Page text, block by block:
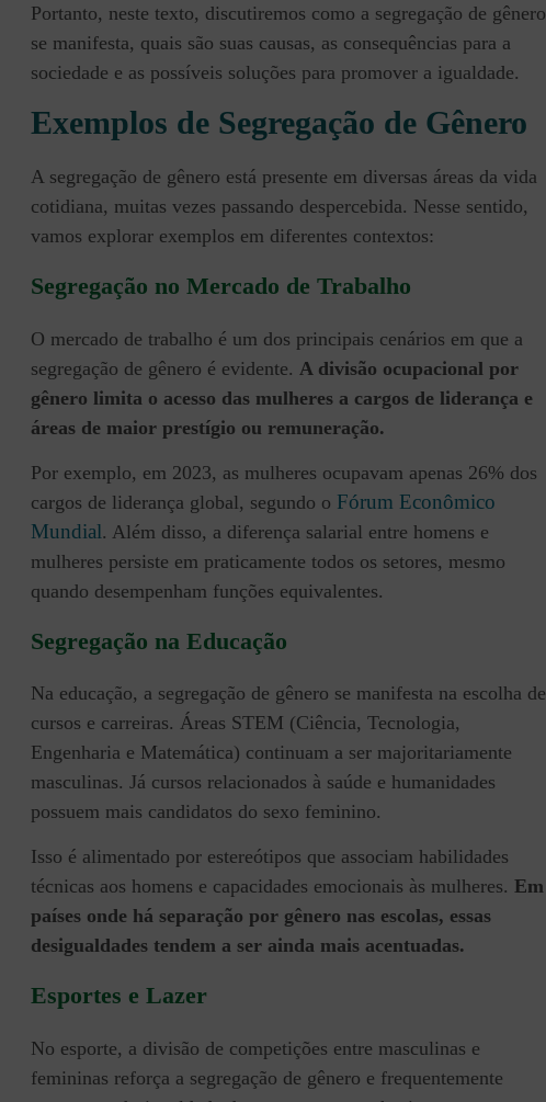
Portanto, neste texto, discutiremos como a segregação de gênero
se manifesta, quais são suas causas, as consequências para a
sociedade e as possíveis soluções para promover a igualdade.
Exemplos de Segregação de Gênero
A segregação de gênero está presente em diversas áreas da vida
cotidiana, muitas vezes passando despercebida. Nesse sentido,
vamos explorar exemplos em diferentes contextos:
Segregação no Mercado de Trabalho
O mercado de trabalho é um dos principais cenários em que a
segregação de gênero é evidente. A divisão ocupacional por
gênero limita o acesso das mulheres a cargos de liderança e
áreas de maior prestígio ou remuneração.
Por exemplo, em 2023, as mulheres ocupavam apenas 26% dos
cargos de liderança global, segundo o Fórum Econômico
Mundial. Além disso, a diferença salarial entre homens e
mulheres persiste em praticamente todos os setores, mesmo
quando desempenham funções equivalentes.
Segregação na Educação
Na educação, a segregação de gênero se manifesta na escolha de
cursos e carreiras. Áreas STEM (Ciência, Tecnologia,
Engenharia e Matemática) continuam a ser majoritariamente
masculinas. Já cursos relacionados à saúde e humanidades
possuem mais candidatos do sexo feminino.
Isso é alimentado por estereótipos que associam habilidades
técnicas aos homens e capacidades emocionais às mulheres. Em
países onde há separação por gênero nas escolas, essas
desigualdades tendem a ser ainda mais acentuadas.
Esportes e Lazer
No esporte, a divisão de competições entre masculinas e
femininas reforça a segregação de gênero e frequentemente